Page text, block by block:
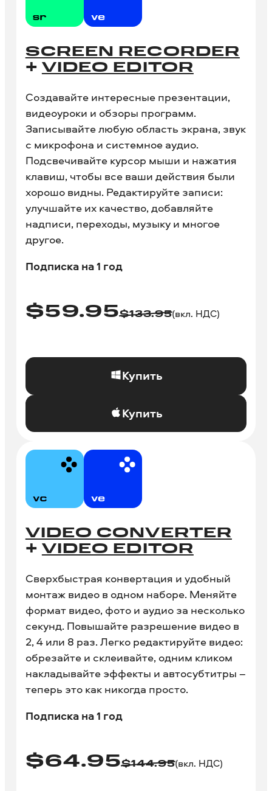
SCREEN RECORDER
+ VIDEO EDITOR
Создавайте интересные презентации,
видеоуроки и обзоры программ.
Записывайте любую область экрана, звук
с микрофона и системное аудио.
Подсвечивайте курсор мыши и нажатия
клавиш, чтобы все ваши действия были
хорошо видны. Редактируйте записи:
улучшайте их качество, добавляйте
надписи, переходы, музыку и многое
другое.
Подписка на 1 год
$59.95$133.95(вкл. НДС)
Купить
Купить
VIDEO CONVERTER
+ VIDEO EDITOR
Сверхбыстрая конвертация и удобный
монтаж видео в одном наборе. Меняйте
формат видео, фото и аудио за несколько
секунд. Повышайте разрешение видео в
2, 4 или 8 раз. Легко редактируйте видео:
обрезайте и склеивайте, одним кликом
накладывайте эффекты и автосубтитры –
теперь это как никогда просто.
Подписка на 1 год
$64.95$144.95(вкл. НДС)